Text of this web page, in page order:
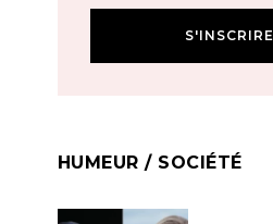
HUMEUR / SOCIÉTÉ